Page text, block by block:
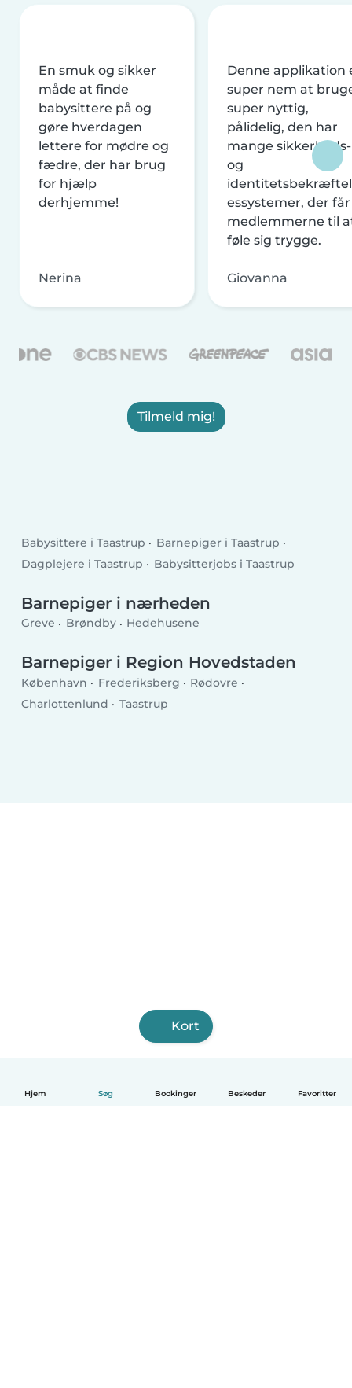
Hjem Søg Bookinger Beskeder Favoritter
En smuk og sikker
måde at finde
babysittere på og
gøre hverdagen
lettere for mødre og
fædre, der har brug
for hjælp
derhjemme!
Nerina
Denne applikation
super nem at
super nyttig,
pålidelig, den har
mange sikkerheds-
og
essystemer, der får
medlemmerne til
føle sig trygge.
Giovanna
Tilmeld mig!
Babysittere i Taastrup
Barnepiger i Taastrup
Dagplejere i Taastrup
Babysitterjobs i Taastrup
Barnepiger i nærheden
Greve Brøndby Hedehusene
Barnepiger i Region Hovedstaden
København Frederiksberg
Rødovre
Charlottenlund
Taastrup
Kort